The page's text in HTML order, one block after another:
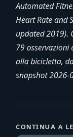
Automated
Heart Rate and
updated 2019).
79
alla bicicletta,
snapshot 2026-
CONTINUA A